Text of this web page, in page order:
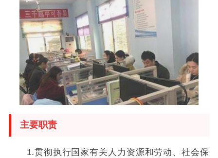
主要职责
1.贯彻执行国家有关人力资源和劳动、社会保